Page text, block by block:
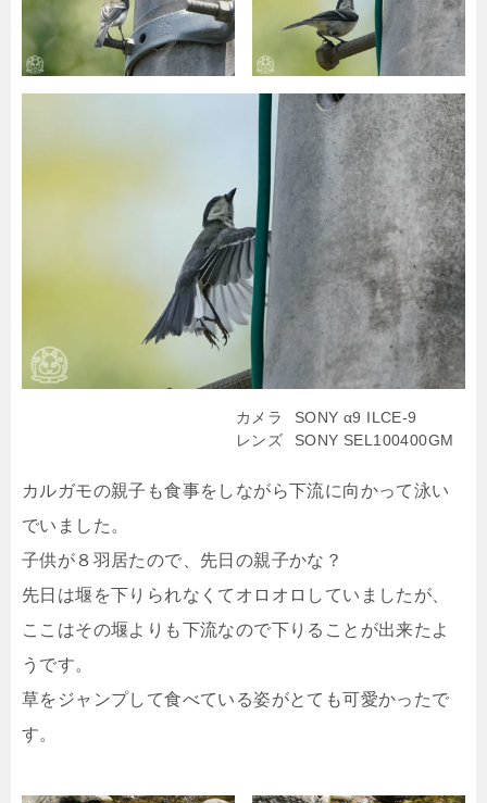
カメラ
SONY α9 ILCE-9
レンズ
SONY SEL100400GM
カルガモの親子も食事をしながら下流に向かって泳い
でいました。
子供が８羽居たので、先日の親子かな？
先日は堰を下りられなくてオロオロしていましたが、
ここはその堰よりも下流なので下りることが出来たよ
うです。
草をジャンプして食べている姿がとても可愛かったで
す。